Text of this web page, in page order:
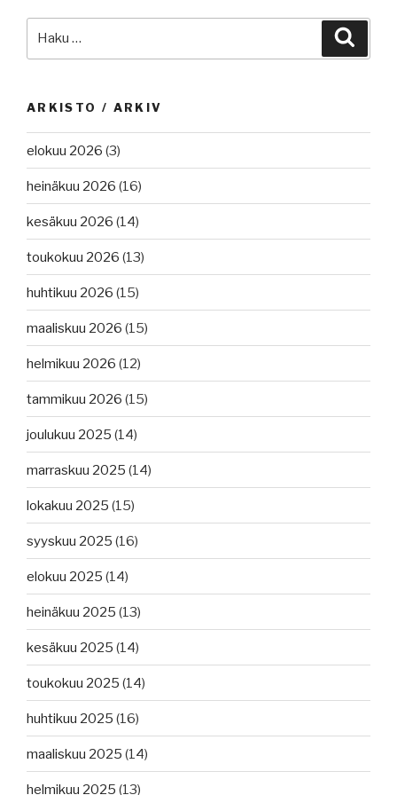
USA
eurooppalaisiin
varustamoihin,
MSC108
ARKISTO / ARKIV
elokuu 2026 (3)
heinäkuu 2026 (16)
kesäkuu 2026 (14)
toukokuu 2026 (13)
huhtikuu 2026 (15)
maaliskuu 2026 (15)
helmikuu 2026 (12)
tammikuu 2026 (15)
joulukuu 2025 (14)
marraskuu 2025 (14)
lokakuu 2025 (15)
syyskuu 2025 (16)
elokuu 2025 (14)
heinäkuu 2025 (13)
kesäkuu 2025 (14)
toukokuu 2025 (14)
huhtikuu 2025 (16)
maaliskuu 2025 (14)
helmikuu 2025 (13)